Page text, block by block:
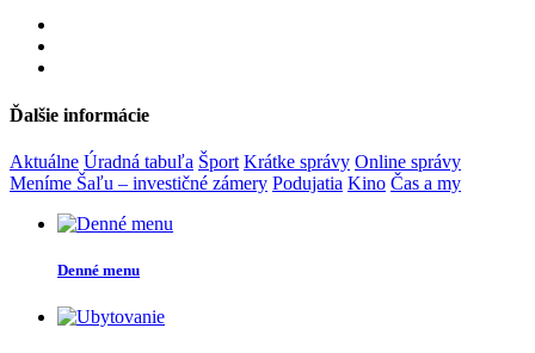
Ďalšie informácie
Aktuálne Úradná tabuľa Šport Krátke správy Online správy
Meníme Šaľu – investičné zámery Podujatia Kino Čas a my
Denné menu